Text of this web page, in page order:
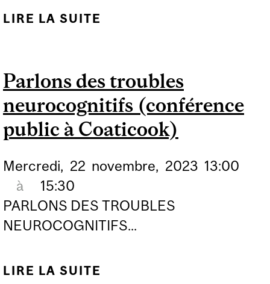
LIRE LA SUITE
Parlons des troubles
neurocognitifs (conférence
public à Coaticook)
Mercredi, 22 novembre, 2023 13:00
à
15:30
PARLONS DES TROUBLES
NEUROCOGNITIFS...
LIRE LA SUITE